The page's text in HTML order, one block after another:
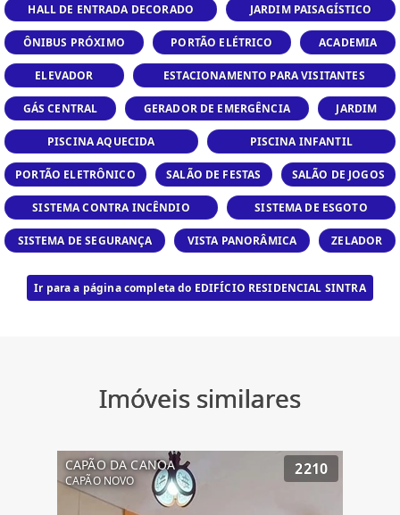
HALL DE ENTRADA DECORADO JARDIM PAISAGÍSTICO
ÔNIBUS PRÓXIMO PORTÃO ELÉTRICO ACADEMIA
ELEVADOR ESTACIONAMENTO PARA VISITANTES
GÁS CENTRAL GERADOR DE EMERGÊNCIA JARDIM
PISCINA AQUECIDA PISCINA INFANTIL
PORTÃO ELETRÔNICO SALÃO DE FESTAS SALÃO DE JOGOS
SISTEMA CONTRA INCÊNDIO SISTEMA DE ESGOTO
SISTEMA DE SEGURANÇA VISTA PANORÂMICA ZELADOR
Ir para a página completa do EDIFÍCIO RESIDENCIAL SINTRA
Imóveis similares
CAPÃO DA CANOA
CAPÃO NOVO
2210